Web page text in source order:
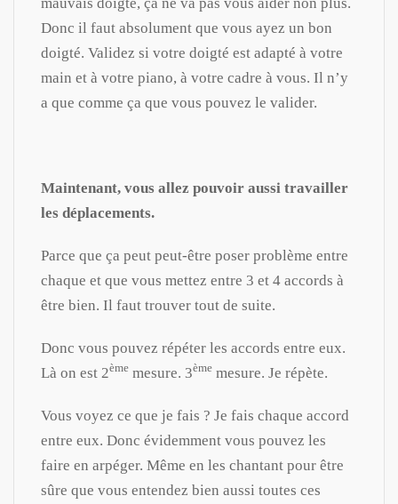
Donc il faut absolument que vous ayez un bon
doigté. Validez si votre doigté est adapté à votre
main et à votre piano, à votre cadre à vous. Il n’y
a que comme ça que vous pouvez le valider.
Maintenant, vous allez pouvoir aussi travailler
les déplacements.
Parce que ça peut peut-être poser problème entre
chaque et que vous mettez entre 3 et 4 accords à
être bien. Il faut trouver tout de suite.
Donc vous pouvez répéter les accords entre eux.
Là on est 2ème mesure. 3ème mesure. Je répète.
Vous voyez ce que je fais ? Je fais chaque accord
entre eux. Donc évidemment vous pouvez les
faire en arpéger. Même en les chantant pour être
sûre que vous entendez bien aussi toutes ces